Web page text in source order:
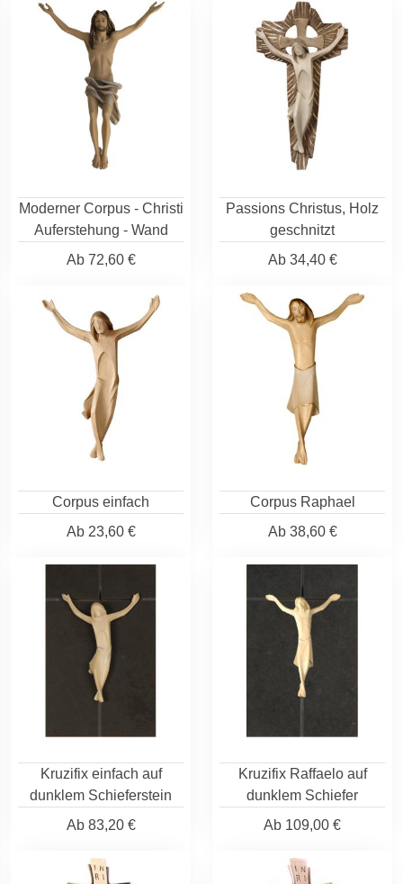
Moderner Corpus - Christi
Auferstehung - Wand
Ab72,60 €
Passions Christus, Holz
geschnitzt
Ab34,40 €
Corpus einfach
Ab23,60 €
Corpus Raphael
Ab38,60 €
Kruzifix einfach auf
dunklem Schieferstein
Ab83,20 €
Kruzifix Raffaelo auf
dunklem Schiefer
Ab 109,00 €